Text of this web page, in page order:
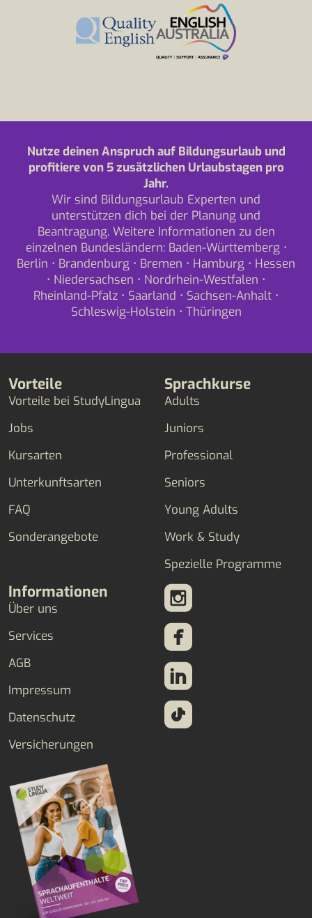
Nutze deinen Anspruch auf Bildungsurlaub und
profitiere von 5 zusätzlichen Urlaubstagen pro
Jahr.
Wir sind Bildungsurlaub Experten und
unterstützen dich bei der Planung und
Beantragung. Weitere Informationen zu den
einzelnen Bundesländern: Baden-Württemberg•
Berlin • Brandenburg • Bremen • Hamburg • Hessen
• Niedersachsen • Nordrhein-Westfalen •
Rheinland-Pfalz • Saarland • Sachsen-Anhalt •
Schleswig-Holstein • Thüringen
Vorteile
Vorteile bei StudyLingua
Jobs
Kursarten
Unterkunftsarten
FAQ
Sonderangebote
Sprachkurse
Adults
Juniors
Professional
Seniors
Young Adults
Work & Study
Spezielle Programme
Informationen
Über uns
Services
AGB
Impressum
Datenschutz
Versicherungen